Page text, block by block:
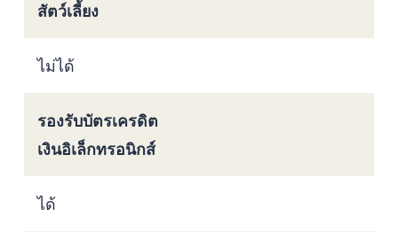
สัตว์เลี้ยง
ไม่ได้
รองรับบัตรเครดิต
เงินอิเล็กทรอนิกส์
ได้